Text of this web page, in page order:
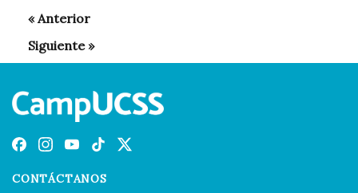
CONTÁCTANOS